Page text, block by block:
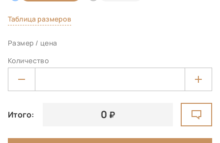
Таблица размеров
Размер / цена
Количество
Итого: 0